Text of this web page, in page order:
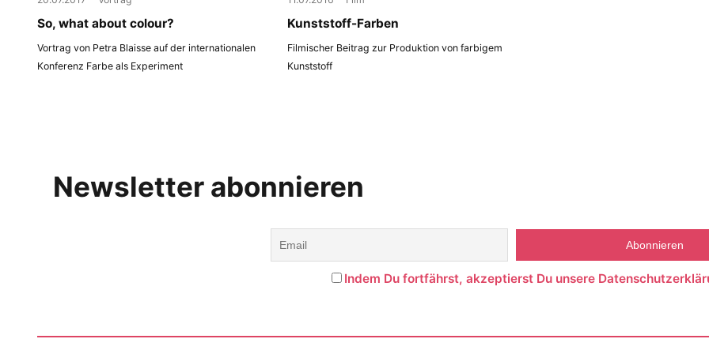
So, what about colour?
Vortrag von Petra Blaisse auf der internationalen
Konferenz Farbe als Experiment
Kunststoff-Farben
Filmischer Beitrag zur Produktion von farbigem
Kunststoff
Newsletter abonnieren
Indem Du fortfährst, akzeptierst Du unsere